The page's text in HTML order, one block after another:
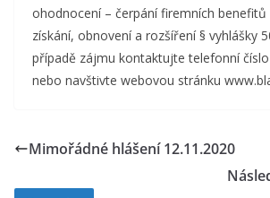
ohodnocení – čerpání firemních benefitů
získání, obnovení a rozšíření § vyhlášky
případě zájmu kontaktujte telefonní
nebo navštivte webovou stránku
Mimořádné hlášení 12.11.2020